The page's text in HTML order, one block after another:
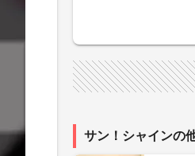
サン！シャインの